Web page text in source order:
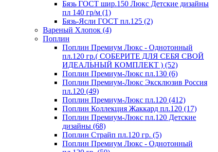
Бязь ГОСТ шир.150 Люкс Детские дизайны
пл 140 гр/м (1)
Бязь-Ясли ГОСТ пл.125 (2)
Вареный Хлопок (4)
Поплин
Поплин Премиум Люкс - Однотонный
пл.120 гр.( СОБЕРИТЕ ДЛЯ СЕБЯ СВОЙ
ИДЕАЛЬНЫЙ КОМПЛЕКТ ) (52)
Поплин Премиум-Люкс пл.130 (6)
Поплин Премиум-Люкс Эксклюзив Россия
пл.120 (49)
Поплин Премиум-Люкс пл.120 (412)
Поплин Коллекция Жаккард пл.120 (17)
Поплин Премиум-Люкс пл.120 Детские
дизайны (68)
Поплин Страйп пл.120 гр. (5)
Поплин Премиум Люкс - Однотонный